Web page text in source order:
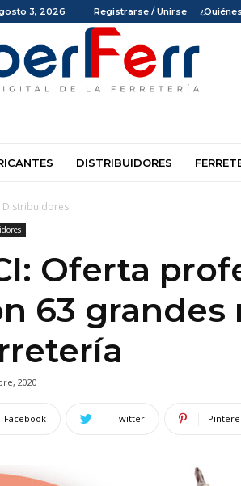
3, 2026 Registrarse / Unirse
Iberferr
DISTRIBUIDORES
Distribuidores
Oferta
63 grandes
2020
Facebook Twitter